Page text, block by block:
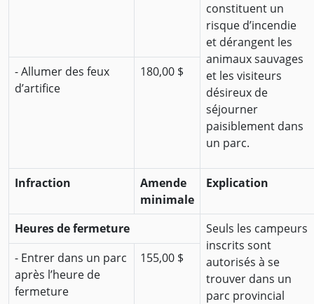
constituent un
risque d’incendie
et dérangent les
animaux sauvages
et les visiteurs
désireux de
séjourner
paisiblement dans
un parc.
- Allumer des feux
d’artifice
180,00 $
Infraction
Amende
minimale
Explication
Heures de fermeture
Seuls les campeurs
inscrits sont
autorisés à se
trouver dans un
parc provincial
- Entrer dans un parc
après l’heure de
fermeture
155,00 $